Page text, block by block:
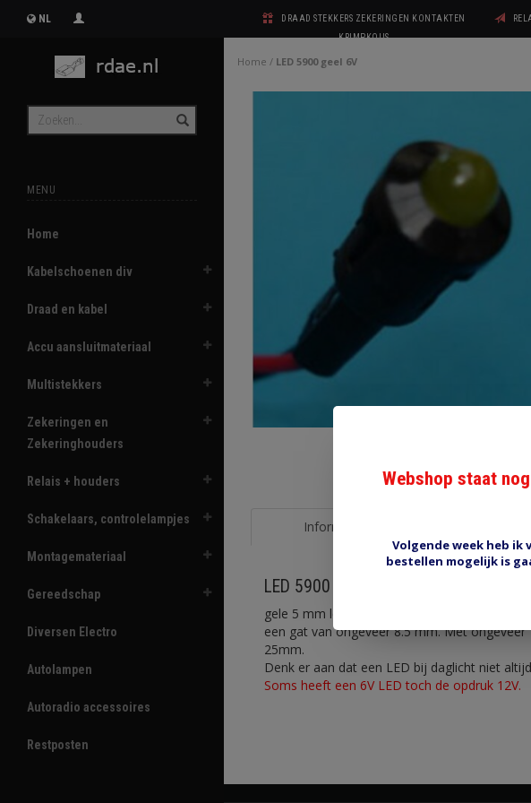
NL
DRAAD STEKKERS ZEKERINGEN KONTAKTEN
KRIMPKOUS
MENU
Home
Kabelschoenen div
Draad en kabel
Accu aansluitmateriaal
Multistekkers
Zekeringen en
Zekeringhouders
Relais + houders
Schakelaars, controlelampjes
Montagemateriaal
Gereedschap
Diversen Electro
Autolampen
Autoradio accessoires
Restposten
Home / LED 5900 geel 6V
Informatie
LED 5900 geel 6V
gele 5 mm led met voorschakelweerstand
een gat van ongeveer 8.5 mm. Met
25mm.
Denk er aan dat een LED bij daglicht niet
Soms heeft een 6V LED toch de opdruk 12V.
Webshop staat
Volgende week heb ik
bestellen mogelijk is